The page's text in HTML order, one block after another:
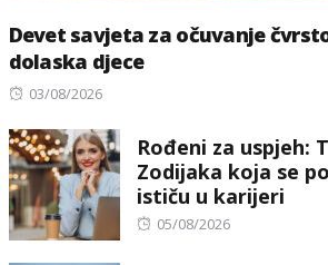
Devet savjeta za očuvanje
dolaska djece
Posted
03/08/2026
Rođeni za uspjeh:
Zodijaka koja se
ističu u karijeri
Posted
05/08/2026